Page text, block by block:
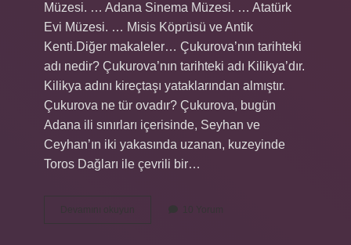
Müzesi. … Adana Sinema Müzesi. … Atatürk
Evi Müzesi. … Misis Köprüsü ve Antik
Kenti.Diğer makaleler… Çukurova’nın tarihteki
adı nedir? Çukurova’nın tarihteki adı Kilikya’dır.
Kilikya adını kireçtaşı yataklarından almıştır.
Çukurova ne tür ovadır? Çukurova, bugün
Adana ili sınırları içerisinde, Seyhan ve
Ceyhan’ın iki yakasında uzanan, kuzeyinde
Toros Dağları ile çevrili bir…